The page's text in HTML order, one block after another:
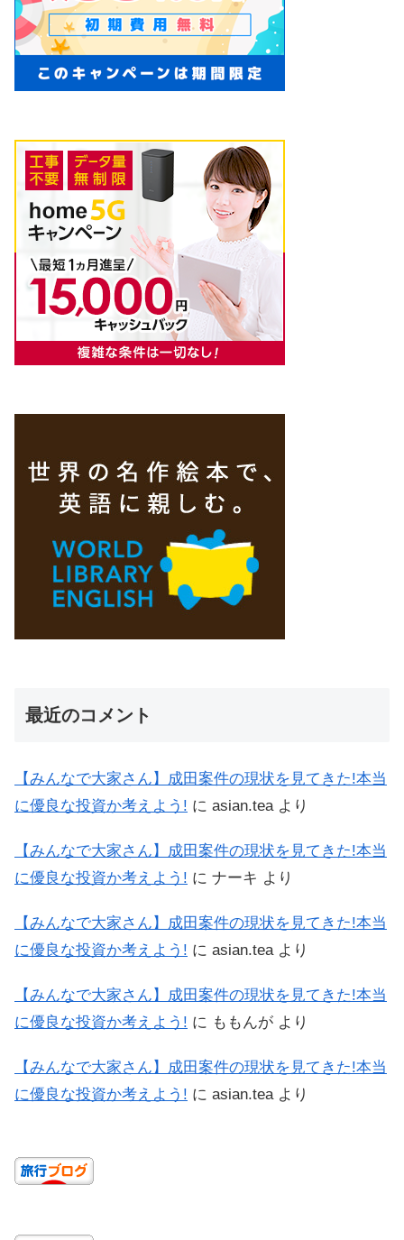
最近のコメント
【みんなで大家さん】成田案件の現状を見てきた!本当
に優良な投資か考えよう! に asian.teaより
【みんなで大家さん】成田案件の現状を見てきた!本当
に優良な投資か考えよう! に ナーキ より
【みんなで大家さん】成田案件の現状を見てきた!本当
に優良な投資か考えよう! に asian.teaより
【みんなで大家さん】成田案件の現状を見てきた!本当
に優良な投資か考えよう! に ももんが より
【みんなで大家さん】成田案件の現状を見てきた!本当
に優良な投資か考えよう! に asian.teaより